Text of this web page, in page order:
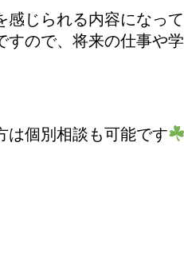
感じられる内容になって
すので、将来の仕事や学
は個別相談も可能です